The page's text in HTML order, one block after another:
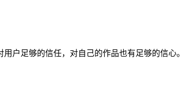
户足够的信任，对自己的作品也有足够的信心。